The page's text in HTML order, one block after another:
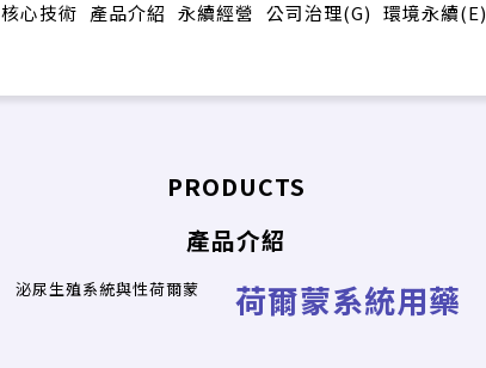
核心技術 產品介紹 永續經營 公司治理(G) 環境永續(E)
PRODUCTS
產品介紹
泌尿生殖系統與性荷爾蒙 荷爾蒙系統用藥